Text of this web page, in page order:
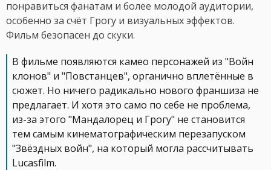
понравиться фанатам и более молодой аудитории,
особенно за счёт Грогу и визуальных эффектов.
Фильм безопасен до скуки.
В фильме появляются камео персонажей из "Войн
клонов" и "Повстанцев", органично вплетённые в
сюжет. Но ничего радикально нового франшиза не
предлагает. И хотя это само по себе не проблема,
из-за этого "Мандалорец и Грогу" не становится
тем самым кинематографическим перезапуском
"Звёздных войн", на который могла рассчитывать
Lucasfilm.